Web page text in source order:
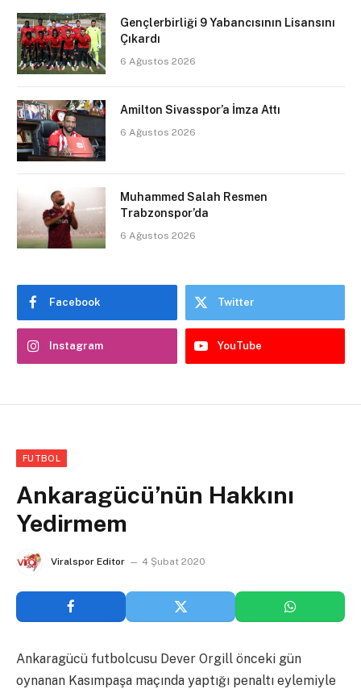
Gençlerbirliği 9 Yabancısının Lisansını
Çıkardı
6 Ağustos 2026
Amilton Sivasspor’a İmza Attı
6 Ağustos 2026
Muhammed Salah Resmen
Trabzonspor’da
6 Ağustos 2026
Facebook Twitter
Instagram YouTube
FUTBOL
Ankaragücü’nün Hakkını
Yedirmem
Viralspor Editor 4 Şubat 2020
Ankaragücü futbolcusu Dever Orgill önceki gün
oynanan Kasımpaşa maçında yaptığı penaltı eylemiyle